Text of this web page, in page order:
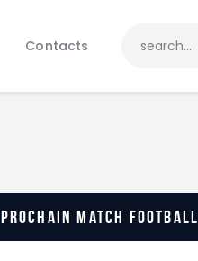
Contacts
Prochain match football